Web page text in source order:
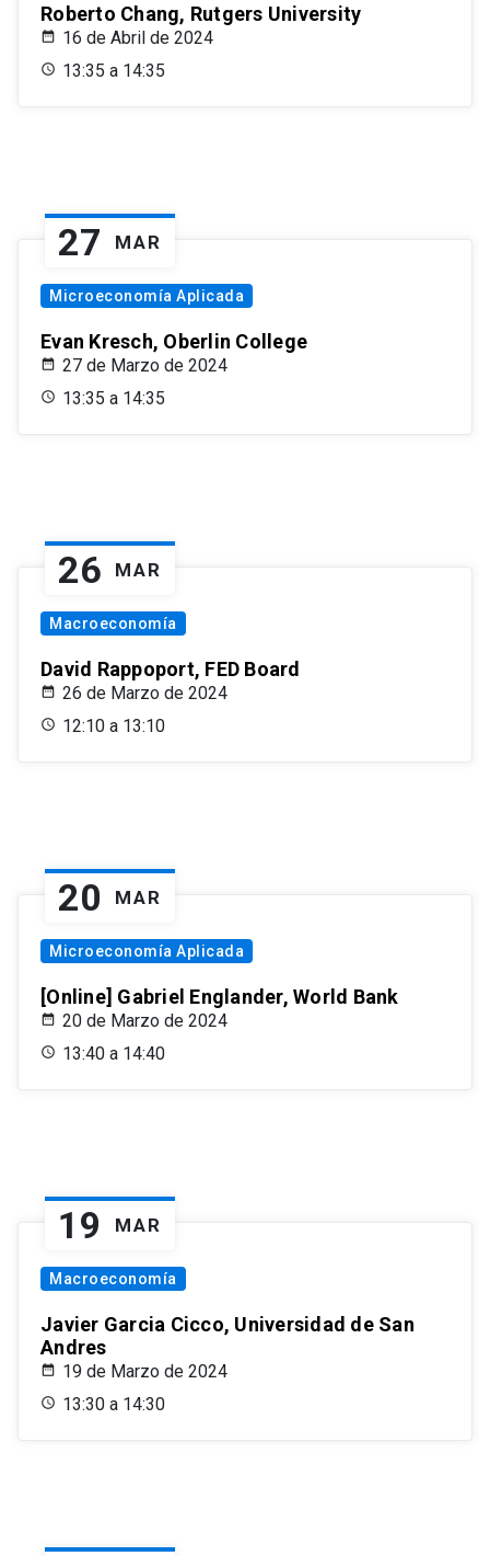
Roberto Chang, Rutgers University
16 de Abril de 2024
13:35 a 14:35
27 MAR
Microeconomía Aplicada
Evan Kresch, Oberlin College
27 de Marzo de 2024
13:35 a 14:35
26 MAR
Macroeconomía
David Rappoport, FED Board
26 de Marzo de 2024
12:10 a 13:10
20 MAR
Microeconomía Aplicada
[Online] Gabriel Englander, World Bank
20 de Marzo de 2024
13:40 a 14:40
19 MAR
Macroeconomía
Javier Garcia Cicco, Universidad de San
Andres
19 de Marzo de 2024
13:30 a 14:30